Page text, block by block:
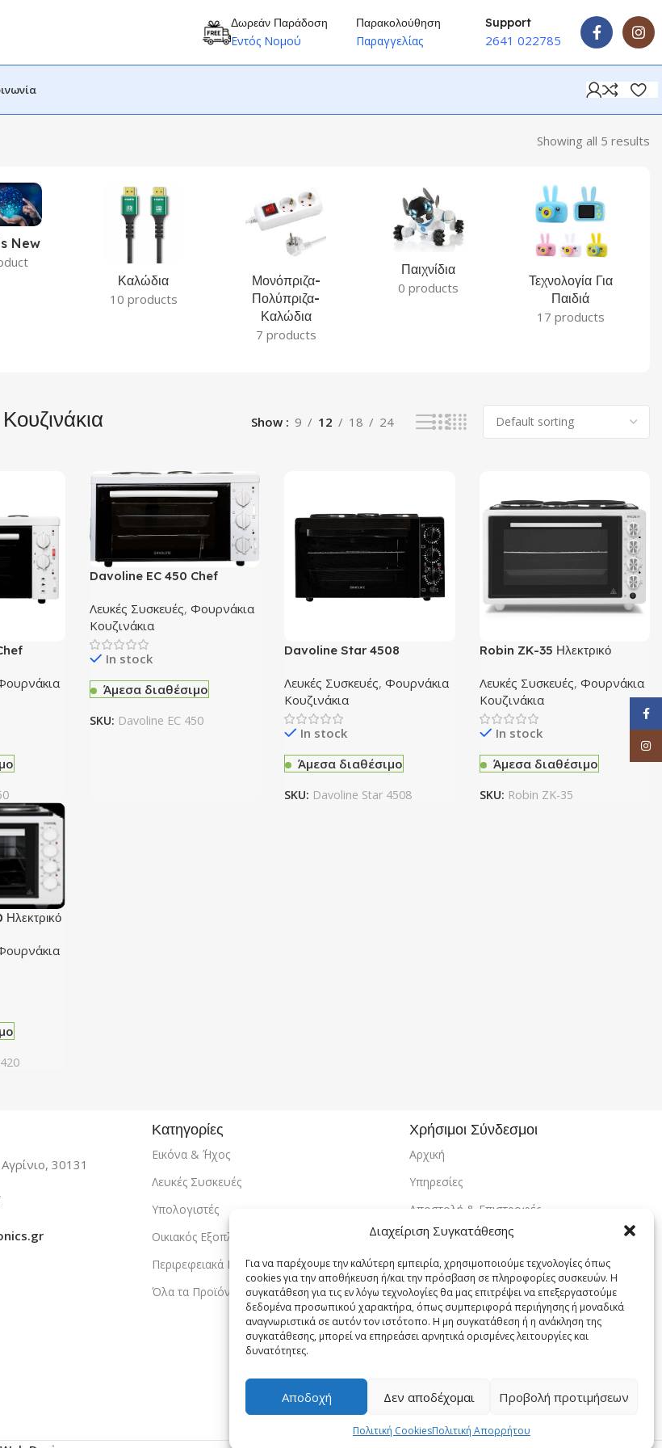
Διαχείριση Συγκατάθεσης
Για να παρέχουμε την καλύτερη εμπειρία, χρησιμοποιούμε τεχνολογίες όπως
cookies για την αποθήκευση ή/και την πρόσβαση σε πληροφορίες συσκευών. Η
συγκατάθεση για τις εν λόγω τεχνολογίες θα μας επιτρέψει να επεξεργαστούμε
δεδομένα προσωπικού χαρακτήρα, όπως συμπεριφορά περιήγησης ή μοναδικά
αναγνωριστικά σε αυτόν τον ιστότοπο. Η μη συγκατάθεση ή η ανάκληση της
συγκατάθεσης, μπορεί να επηρεάσει αρνητικά ορισμένες λειτουργίες και
δυνατότητες.
Αποδοχή Δεν αποδέχομαι Προβολή προτιμήσεων
Πολιτική CookiesΠολιτική Απορρήτου
Δωρεάν Παράδοση
Εντός Νομού
Παρακολούθηση
Παραγγελίας
Support
2641 022785
Showing all 5 results
New
Καλώδια
10 products
Μονόπριζα-
Πολύπριζα-
Καλώδια
7 products
Παιχνίδια
0 products
Τεχνολογία Για
Παιδιά
17 products
Show 9 12 18 24
Davoline EC 450 Chef
Εστίες
Λευκές Συσκευές, Φουρνάκια
Κουζινάκια
In stock
Άμεσα διαθέσιμο
SKU: Davoline EC 450
Davoline Star 4508
Εστίες
Λευκές Συσκευές,Φουρνάκια
Κουζινάκια
In stock
Άμεσα διαθέσιμο
SKU: Davoline Star 4508
Robin ZK-35 Ηλεκτρικό
Λευκές Συσκευές, Φουρνάκια
Κουζινάκια
In stock
Άμεσα διαθέσιμο
SKU: Robin ZK-35
30131
Κατηγορίες
Εικόνα & ΄Ήχος
Λευκές Συσκευές
Υπολογιστές
Οικιακός Εξοπλισμός
Περιρεφειακά PC
Όλα τα Προϊόντα
Χρήσιμοι Σύνδεσμοι
Αρχική
Υπηρεσίες
Αποστολή & Επιστροφές
Τρόποι Πληρωμής
Εντοπισμός Παραγγελίας
Λογαριασμός
Πολιτική Απορρήτου
Πολιτική Cookies
Επικοινωνία